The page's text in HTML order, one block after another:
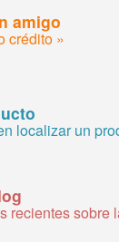
amigo
crédito »
localizar un
recientes sobre